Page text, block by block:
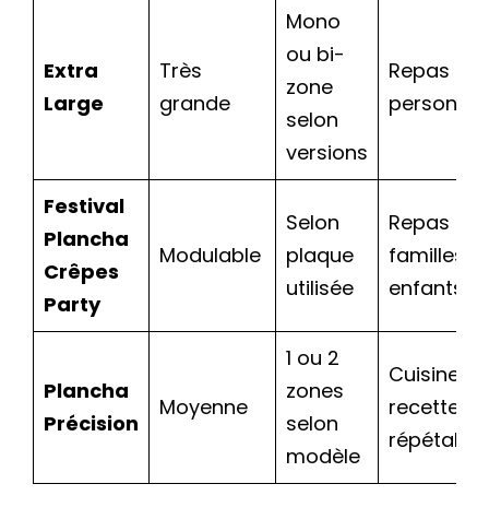
Extra
Large
Très
grande
Mono
ou bi-
zone
selon
versions
Repas 6
Festival
Plancha
Crêpes
Party
Modulable
Selon
plaque
utilisée
Repas
familles
enfants
Plancha
Précision
Moyenne
1 ou 2
zones
selon
modèle
Cuisine
recettes